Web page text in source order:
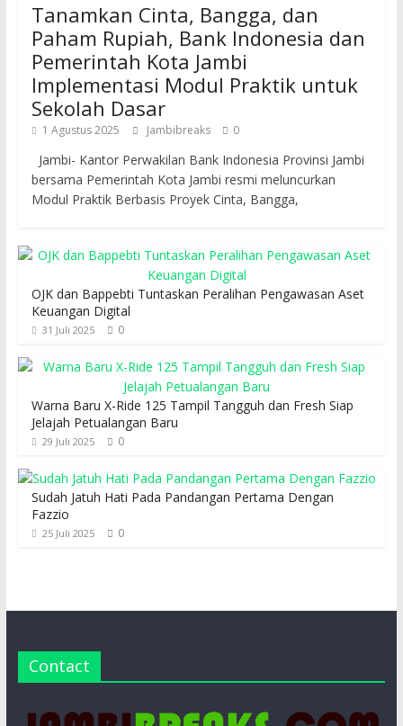
Tanamkan Cinta, Bangga, dan
Paham Rupiah, Bank Indonesia dan
Pemerintah Kota Jambi
Implementasi Modul Praktik untuk
Sekolah Dasar
1 Agustus 2025 Jambibreaks 0
Jambi- Kantor Perwakilan Bank Indonesia Provinsi Jambi
bersama Pemerintah Kota Jambi resmi meluncurkan
Modul Praktik Berbasis Proyek Cinta, Bangga,
OJK dan Bappebti Tuntaskan Peralihan Pengawasan Aset
Keuangan Digital
31 Juli 2025 0
Warna Baru X-Ride 125 Tampil Tangguh dan Fresh Siap
Jelajah Petualangan Baru
29 Juli 2025 0
Sudah Jatuh Hati Pada Pandangan Pertama Dengan
Fazzio
25 Juli 2025 0
Contact